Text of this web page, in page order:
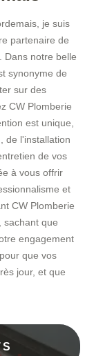
je suis
partenaire de
Dans notre belle
synonyme de
sur des
CW Plomberie
est unique,
de l'installation
de vos
à vous offrir
et
CW Plomberie
sachant que
engagement
que vos
jour, et que